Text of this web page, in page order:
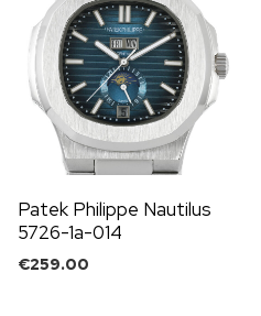
Patek Philippe Nautilus
5726-1a-014
€259.00